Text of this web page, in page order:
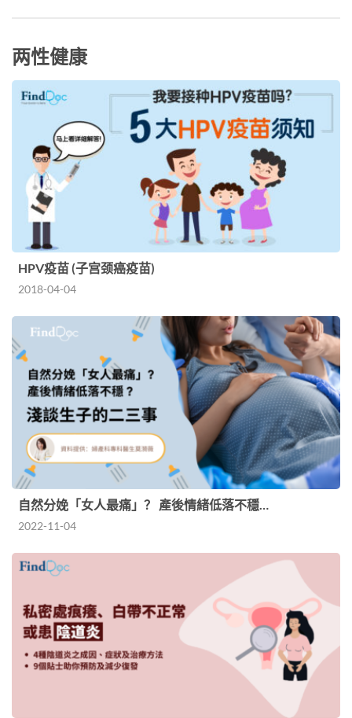
两性健康
HPV疫苗 (子宫颈癌疫苗)
2018-04-04
自然分娩「女人最痛」？ 產後情緒低落不穩…
2022-11-04